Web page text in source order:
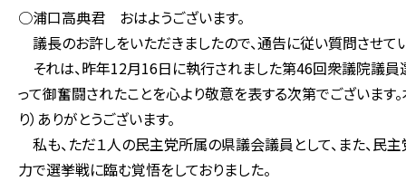
○浦口高典君 おはようございます。
議長のお許しをいただきましたので、通告に従い質問させて
それは、昨年12月16日に執行されました第46回衆議院議員
って御奮闘されたことを心より敬意を表する次第でございます。
り）ありがとうございます。
私も、ただ１人の民主党所属の県議会議員として、また、民
力で選挙戦に臨む覚悟をしておりました。